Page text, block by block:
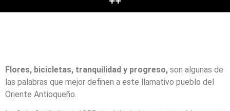
Flores, bicicletas, tranquilidad y progreso, son algunas de
las palabras que mejor definen a este llamativo pueblo del
Oriente Antioqueño.